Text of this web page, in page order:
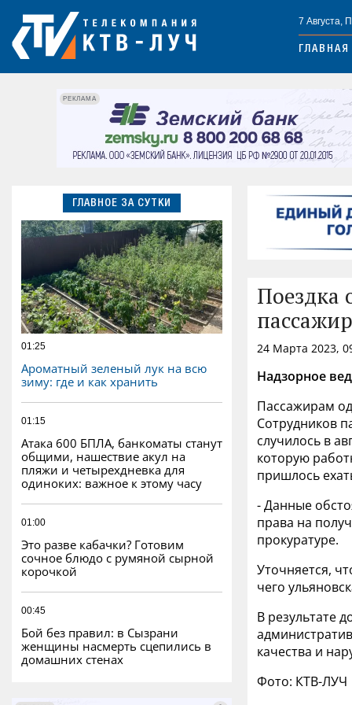
7 Августа,
ГЛАВНАЯ
РЕКЛАМА
ГЛАВНОЕ ЗА СУТКИ
01:25
Ароматный зеленый лук на всю
зиму: где и как хранить
01:15
Атака 600 БПЛА, банкоматы станут
общими, нашествие акул на
пляжи и четырехдневка для
одиноких: важное к этому часу
01:00
Это разве кабачки? Готовим
сочное блюдо с румяной сырной
корочкой
00:45
Бой без правил: в Сызрани
женщины насмерть сцепились в
домашних стенах
Поездка
24 Марта 2023,
Надзорное
Пассажирам
Сотрудников
случилось в
которую
пришлось
- Данные
права на
прокуратуре.
Уточняется,
чего
В результате
качества и
Фото: КТВ-ЛУЧ